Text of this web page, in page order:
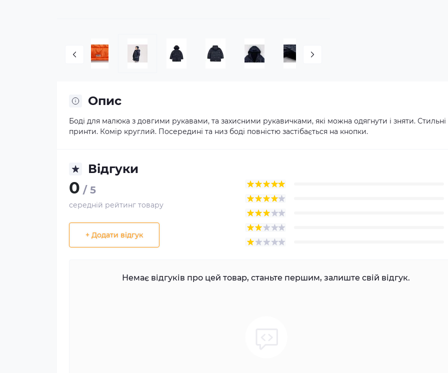
Опис
Боді для малюка з довгими рукавами, та захисними рукавичками, які можна одягнути і зняти. Стильні
принти. Комір круглий. Посередині та низ боді повністю застібається на кнопки.
Відгуки
0 / 5
середній рейтинг товару
+ Додати відгук
Немає відгуків про цей товар, станьте першим, залиште свій відгук.